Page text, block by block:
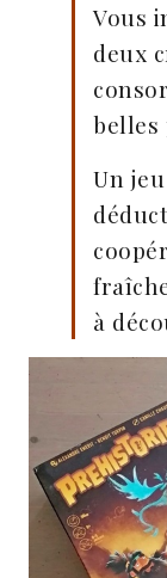
Vous
deux
belles
Un
à